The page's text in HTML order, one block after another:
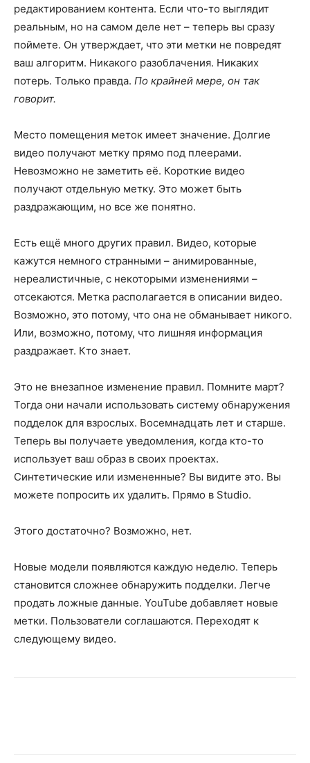
редактированием контента. Если что-то выглядит
реальным, но на самом деле нет – теперь вы сразу
поймете. Он утверждает, что эти метки не повредят
ваш алгоритм. Никакого разоблачения. Никаких
потерь. Только правда. По крайней мере, он так
говорит.
Место помещения меток имеет значение. Долгие
видео получают метку прямо под плеерами.
Невозможно не заметить её. Короткие видео
получают отдельную метку. Это может быть
раздражающим, но все же понятно.
Есть ещё много других правил. Видео, которые
кажутся немного странными – анимированные,
нереалистичные, с некоторыми изменениями –
отсекаются. Метка располагается в описании видео.
Возможно, это потому, что она не обманывает никого.
Или, возможно, потому, что лишняя информация
раздражает. Кто знает.
Это не внезапное изменение правил. Помните март?
Тогда они начали использовать систему обнаружения
подделок для взрослых. Восемнадцать лет и старше.
Теперь вы получаете уведомления, когда кто-то
использует ваш образ в своих проектах.
Синтетические или измененные? Вы видите это. Вы
можете попросить их удалить. Прямо в Studio.
Этого достаточно? Возможно, нет.
Новые модели появляются каждую неделю. Теперь
становится сложнее обнаружить подделки. Легче
продать ложные данные. YouTube добавляет новые
метки. Пользователи соглашаются. Переходят к
следующему видео.